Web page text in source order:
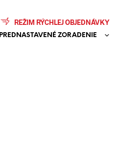
REŽIM RÝCHLEJ OBJEDNÁVKY
PREDNASTAVENÉ ZORADENIE